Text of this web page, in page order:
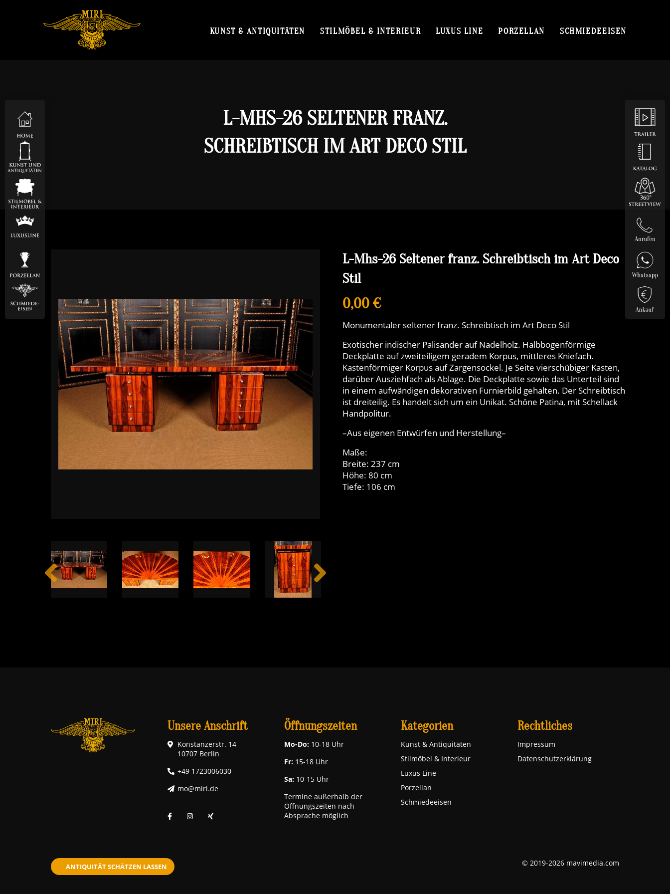
KUNST & ANTIQUITÄTEN STILMÖBEL & INTERIEUR LUXUS LINE PORZELLAN SCHMIEDEEISEN
L-MHS-26 SELTENER FRANZ.
SCHREIBTISCH IM ART DECO STIL
L-Mhs-26 Seltener franz. Schreibtisch im Art Deco
Stil
0,00 €
Monumentaler seltener franz. Schreibtisch im Art Deco Stil
Exotischer indischer Palisander auf Nadelholz. Halbbogenförmige
Deckplatte auf zweiteiligem geradem Korpus, mittleres Kniefach.
Kastenförmiger Korpus auf Zargensockel. Je Seite vierschübiger Kasten,
darüber Ausziehfach als Ablage. Die Deckplatte sowie das Unterteil sind
in einem aufwändigen dekorativen Furnierbild gehalten. Der Schreibtisch
ist dreiteilig. Es handelt sich um ein Unikat. Schöne Patina, mit Schellack
Handpolitur.
–Aus eigenen Entwürfen und Herstellung–
Maße:
Breite: 237 cm
Höhe: 80 cm
Tiefe: 106 cm
Unsere Anschrift
Konstanzerstr. 14
10707 Berlin
+49 1723006030
mo@miri.de
Öffnungszeiten
Mo-Do: 10-18 Uhr
Fr: 15-18 Uhr
Sa: 10-15 Uhr
Termine außerhalb der
Öffnungszeiten nach
Absprache möglich
Kategorien
Kunst & Antiquitäten
Stilmöbel & Interieur
Luxus Line
Porzellan
Schmiedeeisen
Rechtliches
Impressum
Datenschutzerklärung
ANTIQUITÄT SCHÄTZEN LASSEN © 2019-2026 mavimedia.com